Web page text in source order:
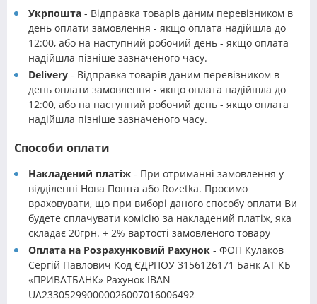
Укрпошта - Відправка товарів даним перевізником в
день оплати замовлення - якщо оплата надійшла до
12:00, або на наступний робочий день - якщо оплата
надійшла пізніше зазначеного часу.
Delivery - Відправка товарів даним перевізником в
день оплати замовлення - якщо оплата надійшла до
12:00, або на наступний робочий день - якщо оплата
надійшла пізніше зазначеного часу.
Способи оплати
Накладений платіж - При отриманні замовлення у
відділенні Нова Пошта або Rozetka. Просимо
враховувати, що при виборі даного способу оплати Ви
будете сплачувати комісію за накладений платіж, яка
складає 20грн. + 2% вартості замовленого товару
Оплата на Розрахунковий Рахунок - ФОП Кулаков
Сергій Павлович Код ЄДРПОУ 3156126171 Банк АТ КБ
«ПРИВАТБАНК» Рахунок IBAN
UA233052990000026007016006492